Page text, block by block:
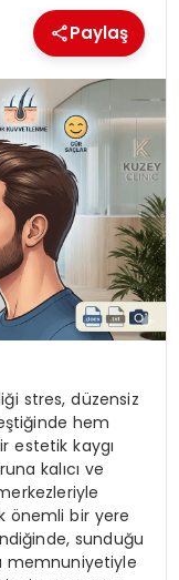
Paylaş
stres, düzensiz
hem
estetik kaygı
kalıcı ve
önemli bir yere
sunduğu
memnuniyetiyle